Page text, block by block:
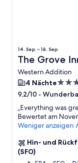
14. Sep. – 18. Sep.
The Grove
Western Addition
4 Nächte3.0-
9,2/10 -
„Everything was
Bewertet am
Weniger anzeigen
Hin- und
(SFO)